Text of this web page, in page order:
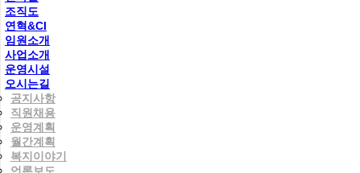
조직도
연혁&CI
임원소개
사업소개
운영시설
오시는길
공지사항
직원채용
운영계획
월간계획
복지이야기